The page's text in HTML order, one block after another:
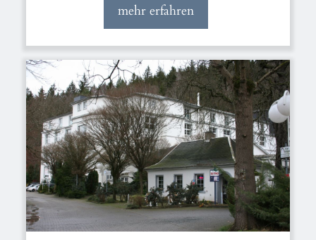
mehr erfahren